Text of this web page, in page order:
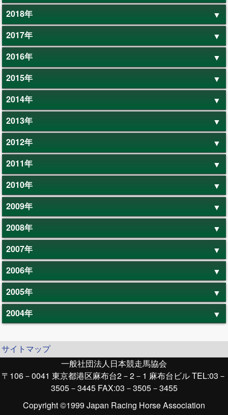
2018年
2017年
2016年
2015年
2014年
2013年
2012年
2011年
2010年
2009年
2008年
2007年
2006年
2005年
2004年
サイトマップ
一般社団法人日本競走馬協会
〒106－0041 東京都港区麻布台2－2－1 麻布台ビル TEL:03－
3505－3445 FAX:03－3505－3455
Copyright ©1999 Japan Racing Horse Association